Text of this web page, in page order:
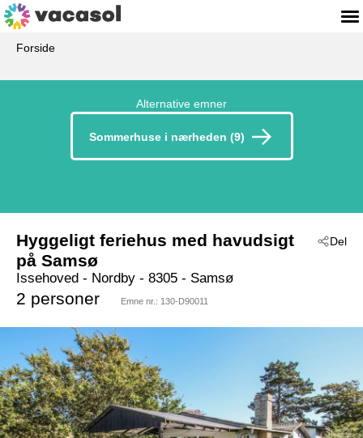
Forside
Alternative emner
Sommerhuse i nærheden (9)
Del
Hyggeligt feriehus med havudsigt
på Samsø
Issehoved - Nordby - 8305 - Samsø
2 personer Emne nr.: 130-D90011